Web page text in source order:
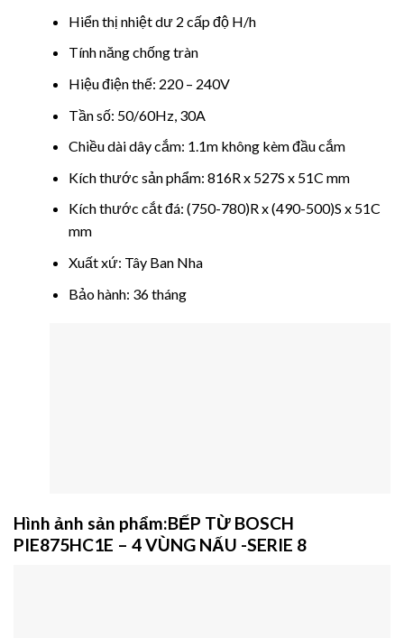
Hiển thị nhiệt dư 2 cấp độ H/h
Tính năng chống tràn
Hiệu điện thế: 220 – 240V
Tần số: 50/60Hz, 30A
Chiều dài dây cắm: 1.1m không kèm đầu cắm
Kích thước sản phẩm: 816R x 527S x 51C mm
Kích thước cắt đá: (750-780)R x (490-500)S x 51C
mm
Xuất xứ: Tây Ban Nha
Bảo hành: 36 tháng
Hình ảnh sản phẩm:BẾP TỪ BOSCH
PIE875HC1E – 4 VÙNG NẤU -SERIE 8